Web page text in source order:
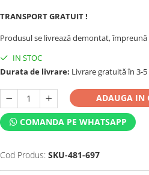
TRANSPORT GRATUIT !
Produsul se livrează demontat,
IN STOC
Durata de livrare: Livrare gratuită în 3-
ADAUGA IN
COMANDA PE WHATSAPP
Cod Produs: SKU-481-697